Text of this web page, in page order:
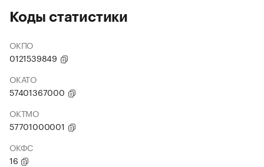
Коды статистики
ОКПО
0121539849
ОКАТО
57401367000
ОКТМО
57701000001
ОКФС
16